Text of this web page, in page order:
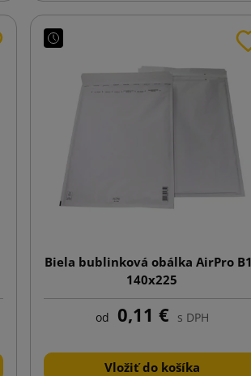
Biela bublinková obálka AirPro
140x225
od 0,11 € s DPH
Vložiť do košíka